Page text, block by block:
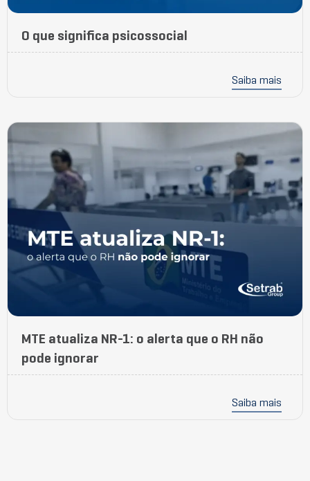
O que significa psicossocial
Saiba mais
MTE atualiza NR-1: o alerta que o RH não
pode ignorar
Saiba mais